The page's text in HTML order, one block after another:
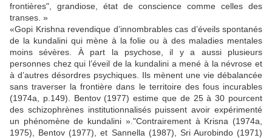
frontières", grandiose, état de conscience comme celles des
transes. »
«Gopi Krishna revendique d’innombrables cas d’éveils spontanés
de la kundalini qui mène à la folie ou à des maladies mentales
moins sévères. À part la psychose, il y a aussi plusieurs
personnes chez qui l’éveil de la kundalini a mené à la névrose et
à d’autres désordres psychiques. Ils mènent une vie débalancée
sans traverser la frontière dans le territoire des fous incurables
(1974a, p.149). Bentov (1977) estime que de 25 à 30 pourcent
des schizophrènes institutionnalisés puissent avoir expérimenté
un phénomène de kundalini »."Contrairement à Krisna (1974a,
1975), Bentov (1977), et Sannella (1987), Sri Aurobindo (1971)